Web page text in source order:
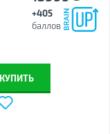
+405
баллов
КУПИТЬ